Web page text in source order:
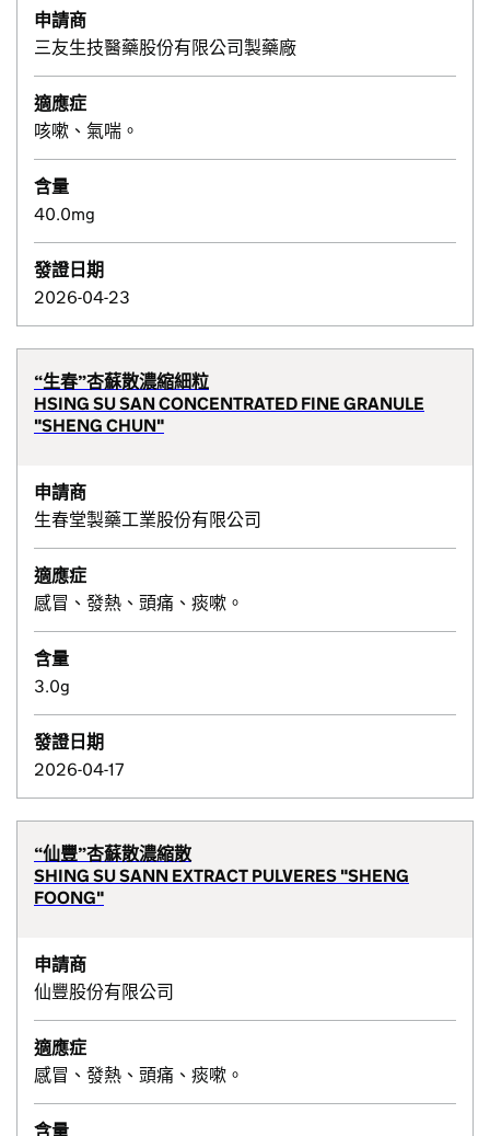
申請商
三友生技醫藥股份有限公司製藥廠
適應症
咳嗽、氣喘。
含量
40.0mg
發證日期
2026-04-23
“生春”杏蘇散濃縮細粒
HSING SU SAN CONCENTRATED FINE GRANULE
"SHENG CHUN"
申請商
生春堂製藥工業股份有限公司
適應症
感冒、發熱、頭痛、痰嗽。
含量
3.0g
發證日期
2026-04-17
“仙豐”杏蘇散濃縮散
SHING SU SANN EXTRACT PULVERES "SHENG
FOONG"
申請商
仙豐股份有限公司
適應症
感冒、發熱、頭痛、痰嗽。
含量